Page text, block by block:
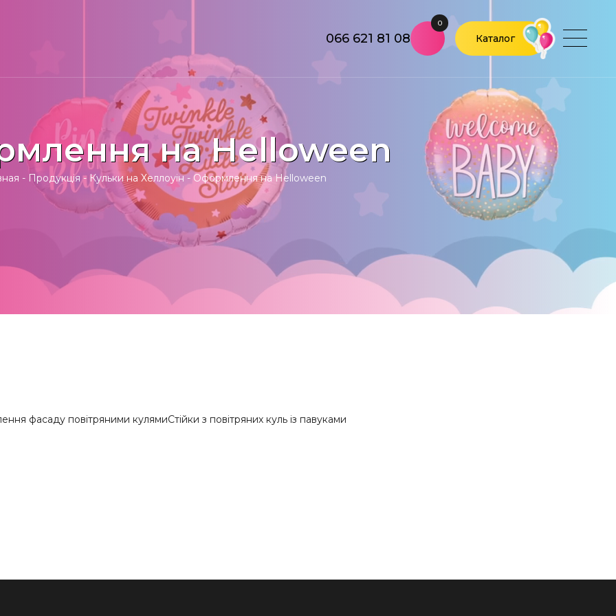
066 621 81 08
0
Каталог
на Helloween
- Продукція- Кульки на Хеллоуін-Оформлення на Helloween
фасаду повітряними кулямиСтійки з повітряних куль із павуками